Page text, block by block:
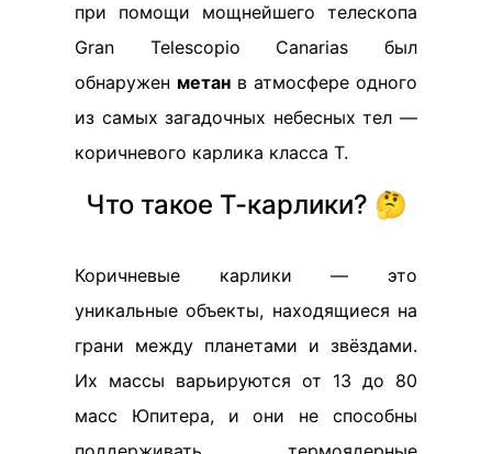
при помощи мощнейшего телескопа
Gran Telescopio Canarias был
обнаружен метан в атмосфере одного
из самых загадочных небесных тел —
коричневого карлика класса T.
Что такое Т-карлики? 🤔
Коричневые карлики — это
уникальные объекты, находящиеся на
грани между планетами и звёздами.
Их массы варьируются от 13 до 80
масс Юпитера, и они не способны